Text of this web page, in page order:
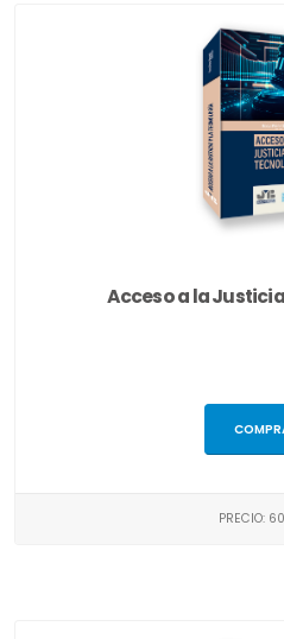
Acceso a la
PRECIO: